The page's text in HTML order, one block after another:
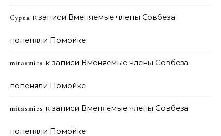
Сурен к записи Вменяемые члены Совбеза
попеняли Помойке
mitasmies к записи Вменяемые члены Совбеза
попеняли Помойке
mitasmies к записи Вменяемые члены Совбеза
попеняли Помойке